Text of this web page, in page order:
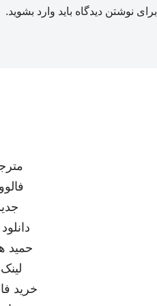
برای نوشتن دیدگاه باید وارد بشوید.
حمید
لینک
خرید